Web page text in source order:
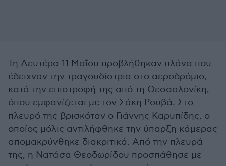
Τη Δευτέρα 11 Μαΐου προβλήθηκαν πλάνα που
έδειχναν την τραγουδίστρια στο αεροδρόμιο,
κατά την επιστροφή της από τη Θεσσαλονίκη,
όπου εμφανίζεται με τον Σάκη Ρουβά. Στο
πλευρό της βρισκόταν ο Γιάννης Καρυπίδης, ο
οποίος μόλις αντιλήφθηκε την ύπαρξη κάμερας
απομακρύνθηκε διακριτικά. Από την πλευρά
της, η Νατάσα Θεοδωρίδου προσπάθησε με